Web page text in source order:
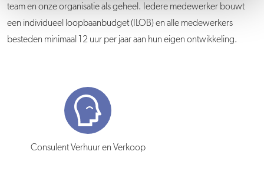
team en onze organisatie als geheel. Iedere medewerker bouwt
een individueel loopbaanbudget (ILOB) en alle medewerkers
besteden minimaal 12 uur per jaar aan hun eigen ontwikkeling.
Consulent Verhuur en Verkoop